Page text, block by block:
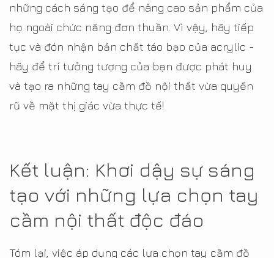
những cách sáng tạo để nâng cao sản phẩm của
họ ngoài chức năng đơn thuần. Vì vậy, hãy tiếp
tục và đón nhận bản chất táo bạo của acrylic -
hãy để trí tưởng tượng của bạn được phát huy
và tạo ra những tay cầm đồ nội thất vừa quyến
rũ về mặt thị giác vừa thực tế!
Kết luận: Khơi dậy sự sáng
tạo với những lựa chọn tay
cầm nội thất độc đáo
Tóm lại, việc áp dụng các lựa chọn tay cầm đồ